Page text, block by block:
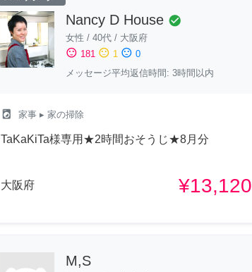
Nancy D House check_circle
女性 / 40代 / 大阪府
sentiment_satisfied 181 sentiment_neutral 1 sentiment_dissatisfied 0
メッセージ平均返信時間: 3時間以内
local_laundry_service 家事 ▸ 家の掃除
TaKaKiTa様専用★2時間おそうじ★8月分
大阪府 ¥13,120
M,S